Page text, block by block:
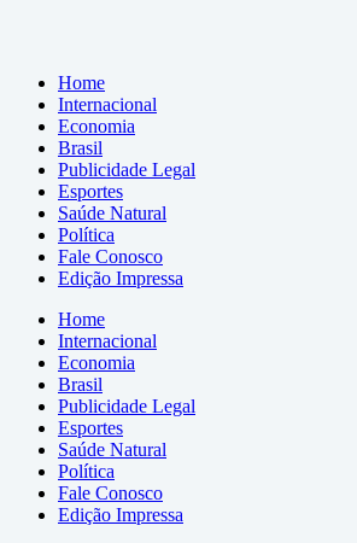
Home
Internacional
Economia
Brasil
Publicidade Legal
Esportes
Saúde Natural
Política
Fale Conosco
Edição Impressa
Home
Internacional
Economia
Brasil
Publicidade Legal
Esportes
Saúde Natural
Política
Fale Conosco
Edição Impressa